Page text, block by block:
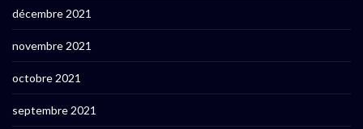
décembre 2021
novembre 2021
octobre 2021
septembre 2021